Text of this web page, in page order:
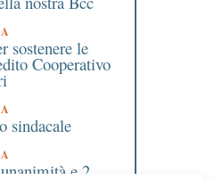
sostenere le
Cooperativo
sindacale
e 2